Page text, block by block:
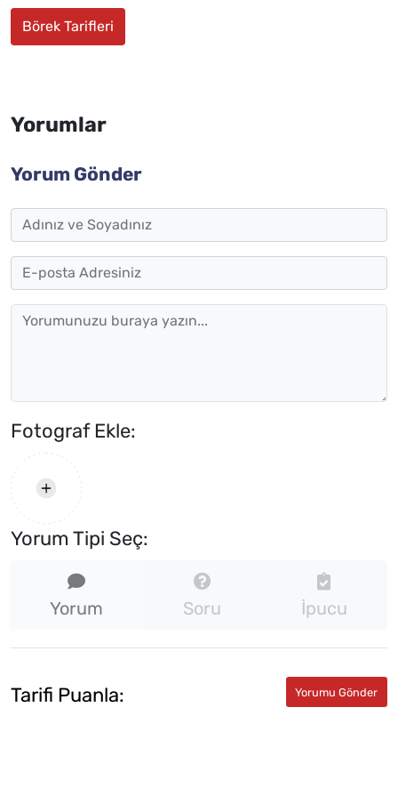
Börek Tarifleri
Yorumlar
Yorum Gönder
Fotograf Ekle:
Yorum Tipi Seç:
Yorum Soru İpucu
Tarifi Puanla: